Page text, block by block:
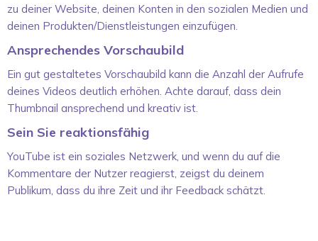
zu deiner Website, deinen Konten in den sozialen Medien und
deinen Produkten/Dienstleistungen einzufügen.
Ansprechendes Vorschaubild
Ein gut gestaltetes Vorschaubild kann die Anzahl der Aufrufe
deines Videos deutlich erhöhen. Achte darauf, dass dein
Thumbnail ansprechend und kreativ ist.
Sein Sie reaktionsfähig
YouTube ist ein soziales Netzwerk, und wenn du auf die
Kommentare der Nutzer reagierst, zeigst du deinem
Publikum, dass du ihre Zeit und ihr Feedback schätzt.